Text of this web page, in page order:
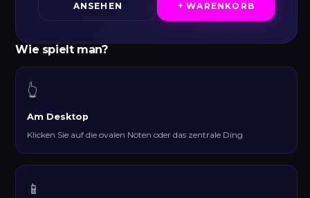
ANSEHEN + WARENKORB
Wie spielt man?
👆
Am Desktop
Klicken Sie auf die ovalen Noten oder das zentrale Ding
📱